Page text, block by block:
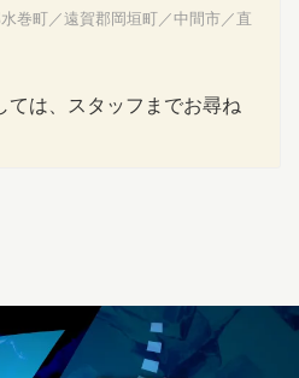
巻町／遠賀郡岡垣町／中間市／直
ては、スタッフまでお尋ね